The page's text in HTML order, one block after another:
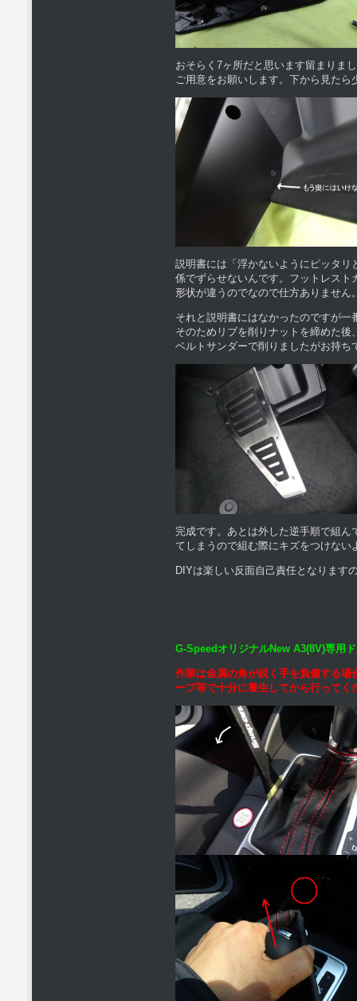
おそらく7ヶ所だと思います留まりま
ご用意をお願いします。下から見た
説明書には「浮かないようにピッタ
係でずらせないんです。フットレス
形状が違うのでなので仕方ありません
それと説明書にはなかったのですが
そのためリブを削りナットを締めた
ベルトサンダーで削りましたがお持
完成です。あとは外した逆手順で組
てしまうので組む際にキズをつけない
DIYは楽しい反面自己責任となります
G-SpeedオリジナルNew A3(8V)専用
作業は金属の角が鋭く手を負傷する
ープ等で十分に養生してから行って